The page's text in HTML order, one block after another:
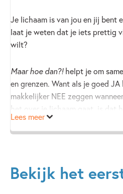
Je lichaam is van jou en jij bent
laat je weten dat je iets prettig
wilt?
Maar hoe dan?!helpt je om
en grenzen. Want als je goed
makkelijker NEE zeggen
het over je lichaam gaat, is dat
In dit boek lees je hoe je op een
doordenkvragen.
Lees meer
Bekijk het